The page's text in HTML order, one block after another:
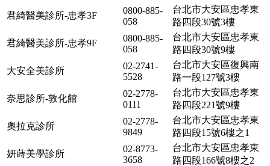
君綺醫美診所-忠孝3F
0800-885-
058
台北市大安區忠孝東
路四段30號3樓
君綺醫美診所-忠孝9F
0800-885-
058
台北市大安區忠孝東
路四段30號9樓
大安全美診所
02-2741-
5528
台北市大安區復興南
路一段127號3樓
奈思診所-敦化館
02-2778-
0111
台北市大安區忠孝東
路四段221號9樓
奧拉克診所
02-2778-
9849
台北市大安區忠孝東
路四段15號6樓之1
妍蒔美學診所
02-8773-
3658
台北市大安區忠孝東
路四段166號8樓之2